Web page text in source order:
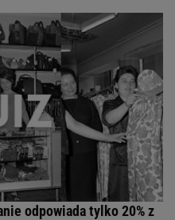
odpowiada tylko 20% z